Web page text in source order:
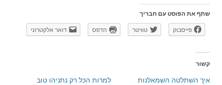
שתף את הפוסט עם חבריך
פייסבוק טוויטר הדפס דואר אלקטרוני
קשור
איך השתלטה השמאלנות
למרות הכל רק נתניהו טוב